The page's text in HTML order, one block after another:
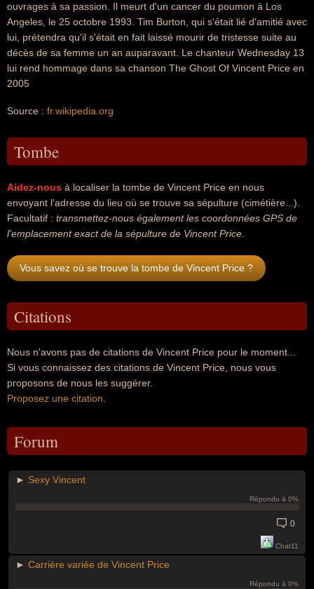
ouvrages à sa passion. Il meurt d'un cancer du poumon à Los
Angeles, le 25 octobre 1993. Tim Burton, qui s'était lié d'amitié avec
lui, prétendra qu'il s'était en fait laissé mourir de tristesse suite au
décès de sa femme un an auparavant. Le chanteur Wednesday 13
lui rend hommage dans sa chanson The Ghost Of Vincent Price en
2005
Source : fr.wikipedia.org
Tombe
Aidez-nous à localiser la tombe de Vincent Price en nous
envoyant l'adresse du lieu où se trouve sa sépulture (cimétière...).
Facultatif : transmettez-nous également les coordonnées GPS de
l'emplacement exact de la sépulture de Vincent Price
Vous savez où se trouve la tombe de Vincent Price ?
Citations
Nous n'avons pas de citations de Vincent Price pour le moment...
Si vous connaissez des citations de Vincent Price, nous vous
proposons de nous les suggérer.
Proposez une citation
Forum
► Sexy Vincent
Répondu à 0%
0
Chat11
► Carrière variée de Vincent Price
Répondu à 0%